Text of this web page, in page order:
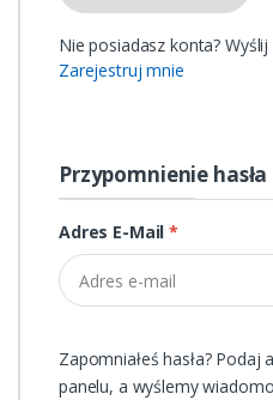
Nie posiadasz konta?
Zarejestruj mnie
Przypomnienie hasła
Adres E-Mail*
Zapomniałeś hasła?
panelu, a wyślemy